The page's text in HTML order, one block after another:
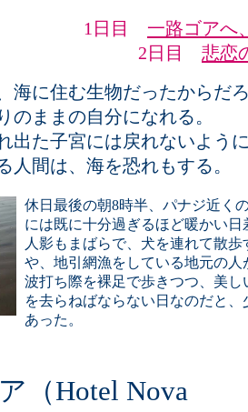
1日目 一路ゴアへ
2日目 悲恋
海に住む生物だったからだ
のままの自分になれる。
出た子宮には戻れないよう
人間は、海を恐れもする。
休日最後の朝8時半、パナジ近く
には既に十分過ぎるほど暖かい
人影もまばらで、犬を連れて散
や、地引網漁をしている地元の人
波打ち際を裸足で歩きつつ、美
を去らねばならない日なのだと
あった。
（Hotel Nova